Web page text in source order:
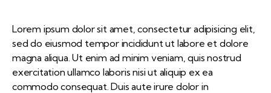
Lorem ipsum dolor sit amet, consectetur adipisicing elit,
sed do eiusmod tempor incididunt ut labore et dolore
magna aliqua. Ut enim ad minim veniam, quis nostrud
exercitation ullamco laboris nisi ut aliquip ex ea
commodo consequat. Duis aute irure dolor in